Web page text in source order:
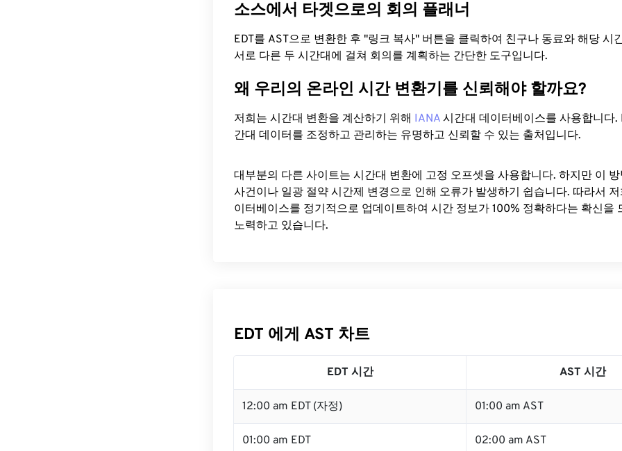
소스에서 타겟으로의 회의 플래너
EDT를 AST으로 변환한 후 "링크 복사" 버튼을 클릭하여 친구나 동료와 해당 시
서로 다른 두 시간대에 걸쳐 회의를 계획하는 간단한 도구입니다.
왜 우리의 온라인 시간 변환기를 신뢰해야 할까요?
저희는 시간대 변환을 계산하기 위해 IANA 시간대 데이터베이스를 사용합니다.
간대 데이터를 조정하고 관리하는 유명하고 신뢰할 수 있는 출처입니다.
대부분의 다른 사이트는 시간대 변환에 ​​고정 오프셋을 사용합니다. 하지만 이
사건이나 일광 절약 시간제 변경으로 인해 오류가 발생하기 쉽습니다. 따라서 저
이터베이스를 정기적으로 업데이트하여 시간 정보가 100% 정확하다는 확신을
노력하고 있습니다.
EDT 에게 AST 차트
EDT 시간 AST 시간
12:00 am EDT (자정) 01:00 am AST
01:00 am EDT 02:00 am AST